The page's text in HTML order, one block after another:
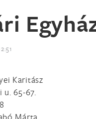
Karitász
u. 65-67.